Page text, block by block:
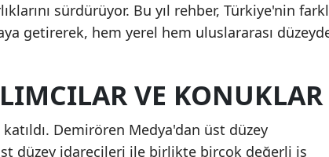
sürdürüyor. Bu yıl rehber, Türkiye'nin
getirerek, hem yerel hem uluslararası
VE KONUKLAR
Demirören Medya'dan üst düzey
düzey idarecileri ile birlikte birçok değerli iş